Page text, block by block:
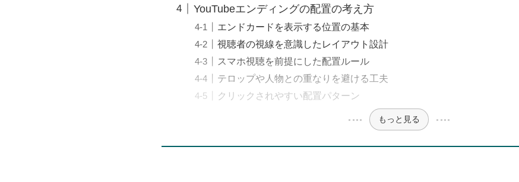
YouTubeエンディングの配置の考え方
エンドカードを表示する位置の基本
視聴者の視線を意識したレイアウト設計
スマホ視聴を前提にした配置ルール
テロップや人物との重なりを避ける工夫
クリックされやすい配置パターン
もっと見る